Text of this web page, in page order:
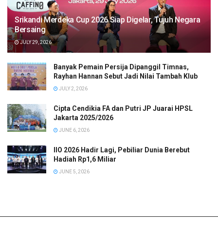
Srikandi Merdeka Cup 2026 Siap Digelar, Tujuh Negara
Bersaing
JULY 29, 2026
Banyak Pemain Persija Dipanggil Timnas,
Rayhan Hannan Sebut Jadi Nilai Tambah Klub
JULY 2, 2026
Cipta Cendikia FA dan Putri JP Juarai HPSL
Jakarta 2025/2026
JUNE 6, 2026
IIO 2026 Hadir Lagi, Pebiliar Dunia Berebut
Hadiah Rp1,6 Miliar
JUNE 5, 2026